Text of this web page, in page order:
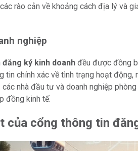
rào cản về khoảng cách địa lý và
nghiệp
ký kinh doanh đều được đồng
tin chính xác về tình trạng hoạt
nhà đầu tư và doanh nghiệp
đồng kinh tế.
của cổng thông tin